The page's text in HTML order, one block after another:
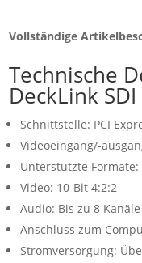
Vollständige
Technische
DeckLink
Schnittstelle: PCI
Videoeingang/-
Unterstützte Formate:
Video: 10-Bit 4:2:2
Audio: Bis zu 8
Anschluss zum
Stromversorgung: